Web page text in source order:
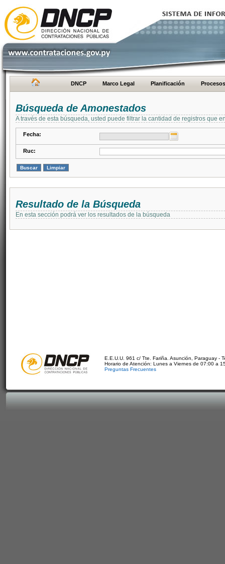
DNCP Marco Legal Planificación Procesos
Búsqueda de Amonestados
A través de esta búsqueda, usted puede filtrar la cantidad de registros que
Fecha:
Ruc:
Resultado de la Búsqueda
En esta sección podrá ver los resultados de la búsqueda
E.E.U.U. 961 c/ Tte. Fariña. Asunción, Paraguay -
Horario de Atención: Lunes a Viernes de 07:00 a
Preguntas Frecuentes